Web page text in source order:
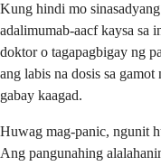
Kung hindi mo
adalimumab-aacf kaysa sa
doktor o tagapagbigay ng
ang labis na dosis sa
gabay kaagad.
Huwag mag-panic, ngunit
Ang pangunahing